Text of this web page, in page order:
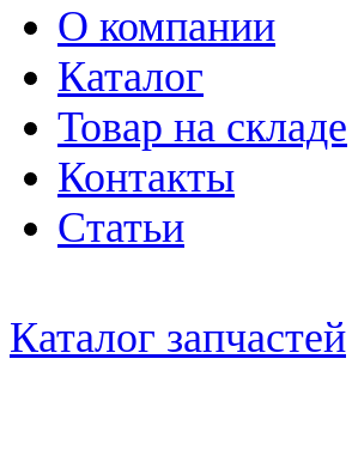
О компании
Каталог
Товар на складе
Контакты
Статьи
Каталог запчастей